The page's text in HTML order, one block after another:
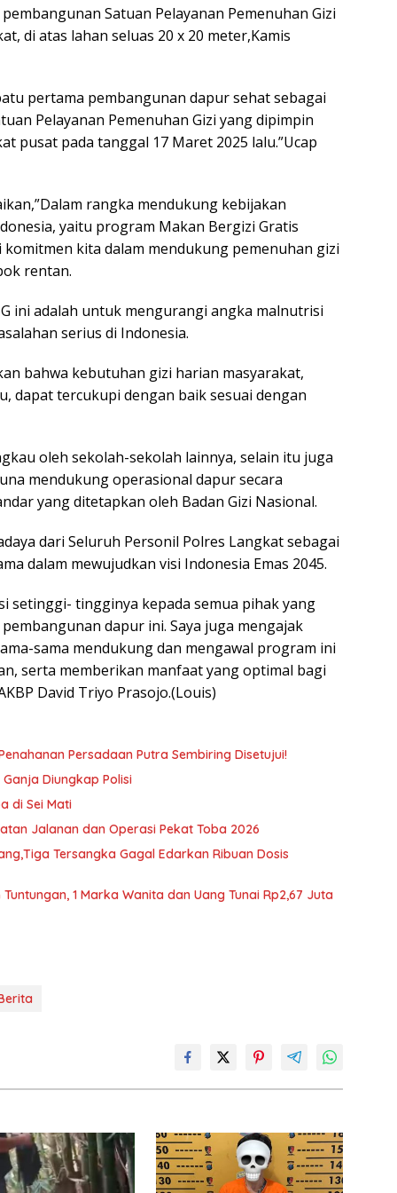
Satuan Pelayanan Pemenuhan Gizi
di atas lahan seluas 20 x 20 meter,Kamis
pertama pembangunan dapur sehat sebagai
Pelayanan Pemenuhan Gizi yang dipimpin
pusat pada tanggal 17 Maret 2025 lalu.”Ucap
rangka mendukung kebijakan
yaitu program Makan Bergizi Gratis
komitmen kita dalam mendukung pemenuhan gizi
rentan.
ini adalah untuk mengurangi angka malnutrisi
serius di Indonesia.
bahwa kebutuhan gizi harian masyarakat,
dapat tercukupi dengan baik sesuai dengan
oleh sekolah-sekolah lainnya, selain itu juga
mendukung operasional dapur secara
yang ditetapkan oleh Badan Gizi Nasional.
dari Seluruh Personil Polres Langkat sebagai
dalam mewujudkan visi Indonesia Emas 2045.
setinggi- tingginya kepada semua pihak yang
dapur ini. Saya juga mengajak
sama mendukung dan mengawal program ini
serta memberikan manfaat yang optimal bagi
David Triyo Prasojo.(Louis)
Persadaan Putra Sembiring Disetujui!
Diungkap Polisi
di Sei Mati
Jalanan dan Operasi Pekat Toba 2026
Tersangka Gagal Edarkan Ribuan Dosis
1 Marka Wanita dan Uang Tunai Rp2,67 Juta